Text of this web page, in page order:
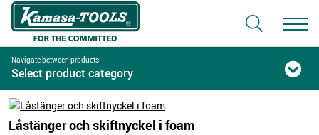
Navigate between products:
Select product category
Låstänger och skiftnyckel i foam